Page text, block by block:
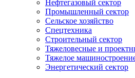
Нефтегазовый сектор
Промышленный сектор
Сельское хозяйство
Спецтехника
Строительный сектор
Тяжеловесные и
Тяжелое
Энергетический сектор